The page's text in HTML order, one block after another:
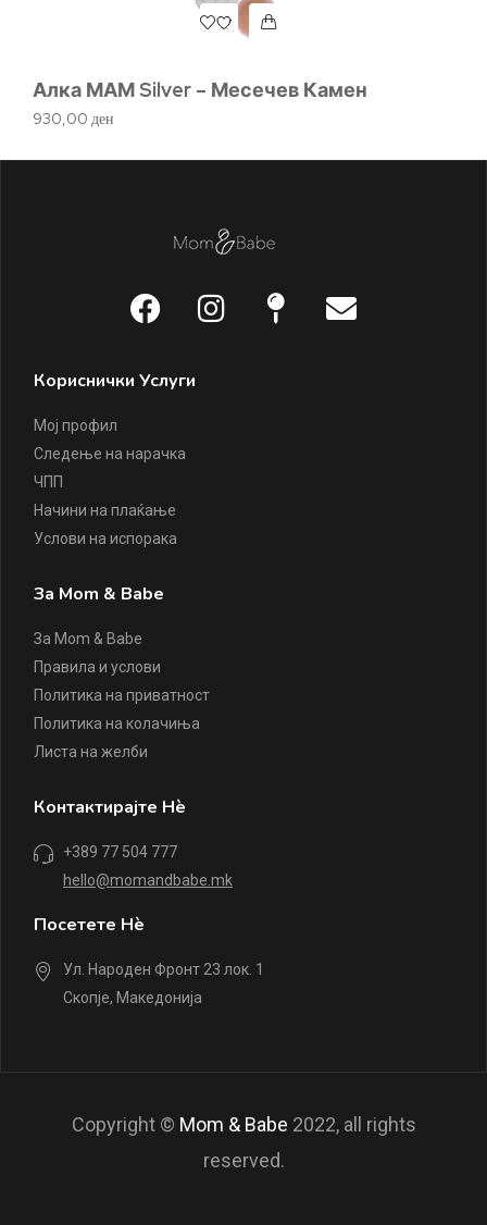
Алка МАМ Silver – Месечев Камен
930,00 ден
Кориснички Услуги
Мој профил
Следење на нарачка
ЧПП
Начини на плаќање
Услови на испорака
За Mom & Babe
За Mom & Babe
Правила и услови
Политика на приватност
Политика на колачиња
Листа на желби
Контактирајте Нè
+389 77 504 777
hello@momandbabe.mk
Посетете Нè
Ул. Народен Фронт 23 лок. 1
Скопје, Македонија
Copyright © Mom & Babe 2022, all rights
reserved.